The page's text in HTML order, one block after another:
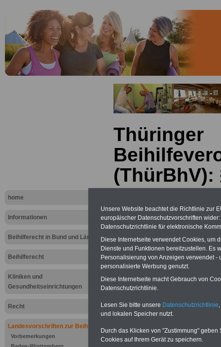
home
Informationen
Beihilferecht in Bund und Ländern
Beihilferecht
Kliniken und
Gesundheitseinrichtungen
Recht
Landesvorschriften zur Beihilfe
Vorbemerkungen
Thüringer
(ThürBhV):
integrierte
Neu aufgelegt: Juli
Unsere Website beachtet die Richtlinie zur
europäischer Datenschutzvorschriften
Datenschutzrichtlinie für elektronische
Diese Internetseite verwendet Cookies, um
Dienste und Funktionen bereitzustellen. Es
Personalisierung von Anzeigen verwendet
personalisierte Werbung genutzt.
Diese Internetseite macht Gebrauch von
Datenschutzrichtlinie.
Lesen Sie bitte unsere Datenschutzrichtlinie
und lokalen Speicher nutzt.
Durch das Klicken von "Zustimmung"
Cookies auf Ihrem Gerät zu speichern.